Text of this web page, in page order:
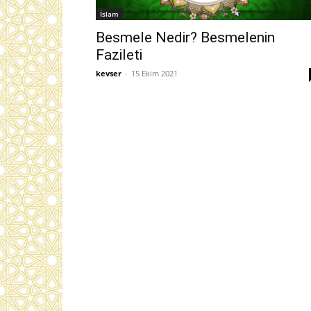
İslam
Besmele Nedir? Besmelenin
Fazileti
kevser - 15 Ekim 2021